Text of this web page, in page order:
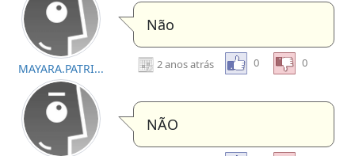
MAYARA.PATRI...
Não
2 anos atrás 0 0
NÃO